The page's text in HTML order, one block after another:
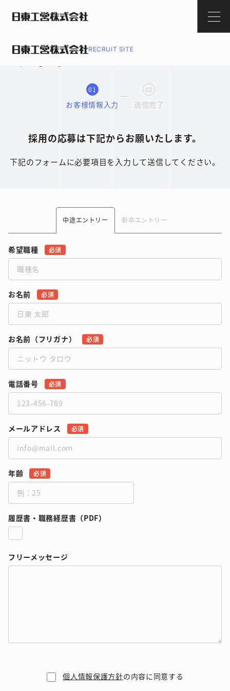
RECRUIT SITE
エントリー
01
お客様情報入力
02
送信完了
採用の応募は下記からお願いたします。
下記のフォームに必要項目を入力して送信してください。
中途エントリー 新卒エントリー
希望職種 必須
お名前 必須
お名前（フリガナ） 必須
電話番号 必須
メールアドレス 必須
年齢 必須
履歴書・職務経歴書（PDF）
フリーメッセージ
個人情報保護方針の内容に同意する